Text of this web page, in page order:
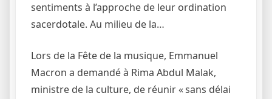
sentiments à l’approche de leur ordination
sacerdotale. Au milieu de la…
Lors de la Fête de la musique, Emmanuel
Macron a demandé à Rima Abdul Malak,
ministre de la culture, de réunir « sans délai